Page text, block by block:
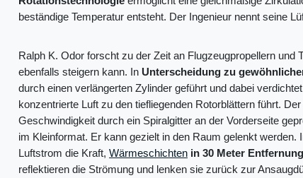
beständige Temperatur entsteht. Der Ingenieur nennt seine
Ralph K. Odor forscht zu der Zeit an Flugzeugpropellern
ebenfalls steigern kann. In Unterscheidung zu
durch einen verlängerten Zylinder geführt und dabei
konzentrierte Luft zu den tiefliegenden Rotorblättern führt.
Geschwindigkeit durch ein Spiralgitter an der Vorderseite
im Kleinformat. Er kann gezielt in den Raum gelenkt
Luftstrom die Kraft, Wärmeschichten in 30 Meter Entfernung
reflektieren die Strömung und lenken sie zurück zur